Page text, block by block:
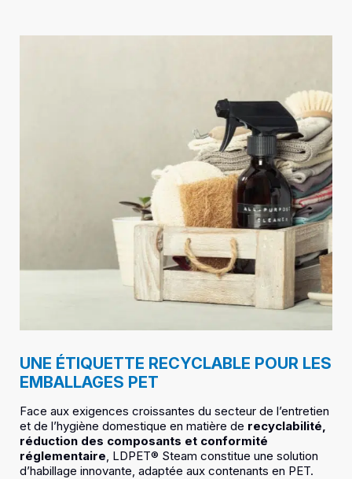
UNE ÉTIQUETTE RECYCLABLE POUR LES
EMBALLAGES PET
Face aux exigences croissantes du secteur de l’entretien
et de l’hygiène domestique en matière de recyclabilité,
réduction des composants et conformité
réglementaire, LDPET® Steam constitue une solution
d’habillage innovante, adaptée aux contenants en PET.